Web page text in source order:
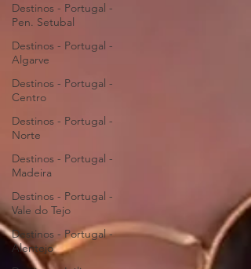
Destinos - Portugal -
Pen. Setubal
Destinos - Portugal -
Algarve
Destinos - Portugal -
Centro
Destinos - Portugal -
Norte
Destinos - Portugal -
Madeira
Destinos - Portugal -
Vale do Tejo
Destinos - Portugal -
Alentejo